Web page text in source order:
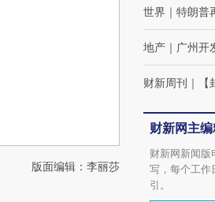
版面编辑：李丽莎
世界 ｜ 特朗普
地产 ｜ 广州开
财新周刊 ｜
财新网主
财新网新闻版
写，每个工作
引。